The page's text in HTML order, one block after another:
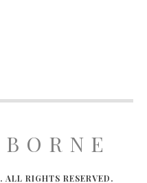
RIGHTS RESERVED.